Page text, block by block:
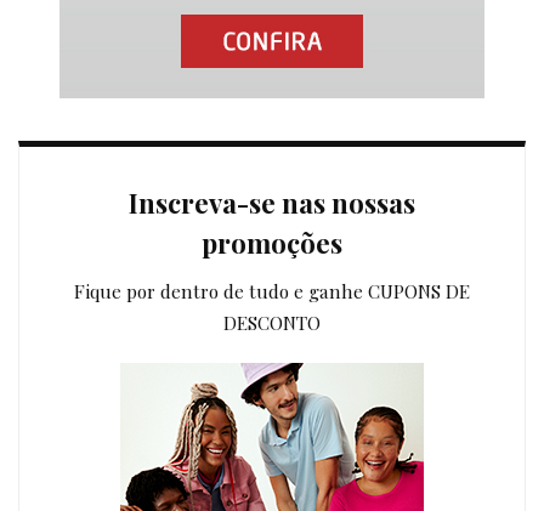
Inscreva-se nas nossas
promoções
Fique por dentro de tudo e ganhe CUPONS DE
DESCONTO